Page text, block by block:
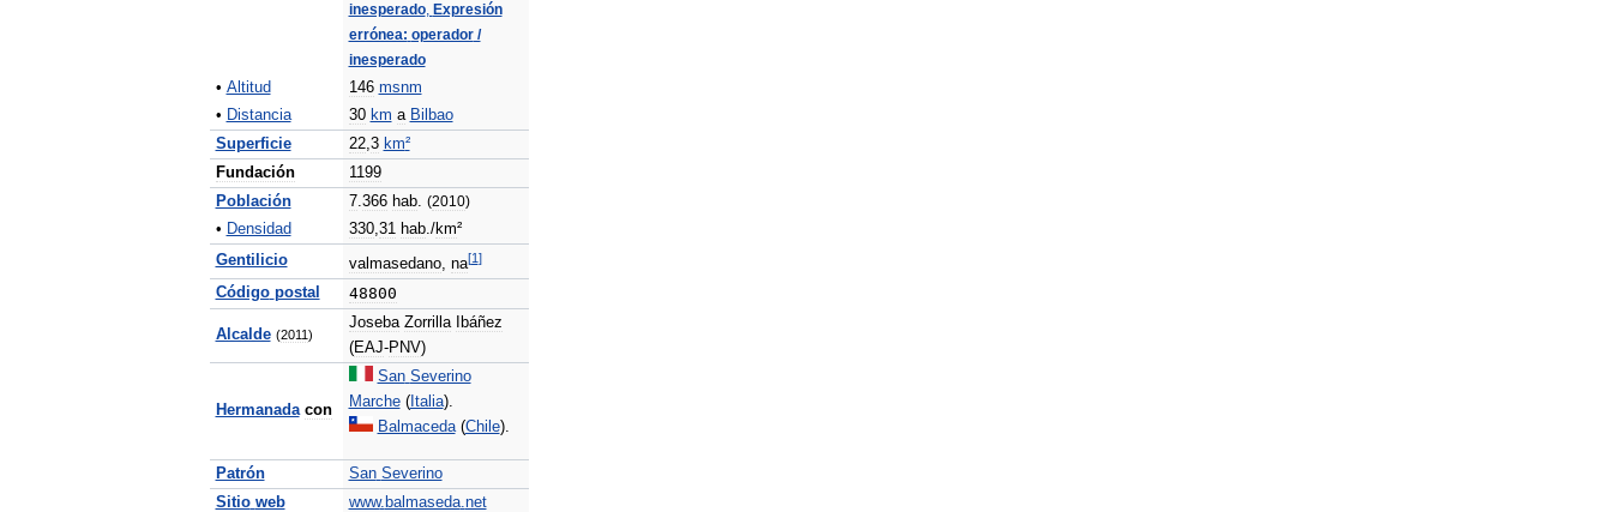
inesperado, Expresión
errónea: operador/
inesperado
• Altitud 146 msnm
• Distancia 30 km a Bilbao
Superficie
22,3 km²
Fundación
1199
Población
7.366 hab. (2010)
• Densidad 330,31 hab./km²
Gentilicio
valmasedano, na[1]
Código postal 48800
Alcalde (2011)
Joseba Zorrilla
Ibáñez
(EAJ-PNV)
Hermanada con
San Severino
Marche(Italia).
Balmaceda(Chile).
Patrón San Severino
Sitio web www. balmaseda.net